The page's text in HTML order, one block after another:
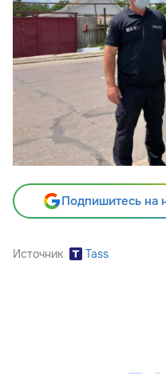
Подпишитесь на
Источник Tass